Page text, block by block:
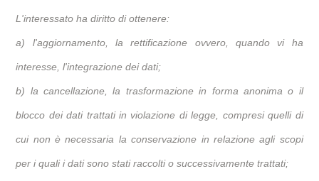
L'interessato ha diritto di ottenere:
a) l'aggiornamento, la rettificazione ovvero, quando vi ha
interesse, l'integrazione dei dati;
b) la cancellazione, la trasformazione in forma anonima o il
blocco dei dati trattati in violazione di legge, compresi quelli di
cui non è necessaria la conservazione in relazione agli scopi
per i quali i dati sono stati raccolti o successivamente trattati;